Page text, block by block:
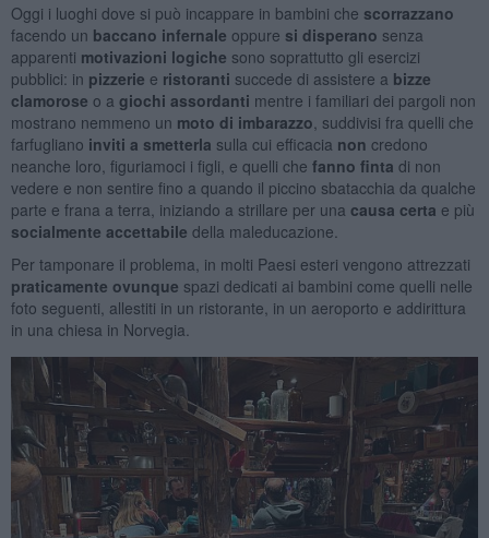
Oggi i luoghi dove si può incappare in bambini che scorrazzano
facendo un baccano infernale oppure si disperano senza
apparenti motivazioni logiche sono soprattutto gli esercizi
pubblici: in pizzerie e ristoranti succede di assistere a bizze
clamorose o a giochi assordanti mentre i familiari dei pargoli non
mostrano nemmeno un moto di imbarazzo , suddivisi fra quelli che
farfugliano inviti a smetterla sulla cui efficacia non credono
neanche loro, figuriamoci i figli, e quelli che fanno finta di non
vedere e non sentire fino a quando il piccino sbatacchia da qualche
parte e frana a terra, iniziando a strillare per una causa certa e più
socialmente accettabile della maleducazione.
Per tamponare il problema, in molti Paesi esteri vengono attrezzati
praticamente ovunque spazi dedicati ai bambini come quelli nelle
foto seguenti, allestiti in un ristorante, in un aeroporto e addirittura
in una chiesa in Norvegia.